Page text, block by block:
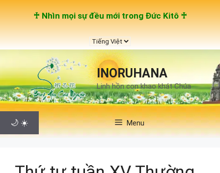
Chuyển
đến
nội
dung
♰ Nhìn mọi sự đều mới trong Đức Kitô ♰
Chọn
một
ngôn
ngữINORUHANA
Linh hồn con khao khát Chúa
🌙 ☀️ Menu